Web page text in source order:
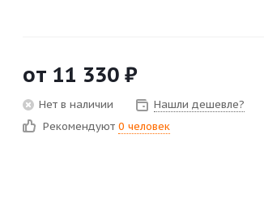
от 11 330 ₽
Нет в наличии
Нашли дешевле?
Рекомендуют 0 человек